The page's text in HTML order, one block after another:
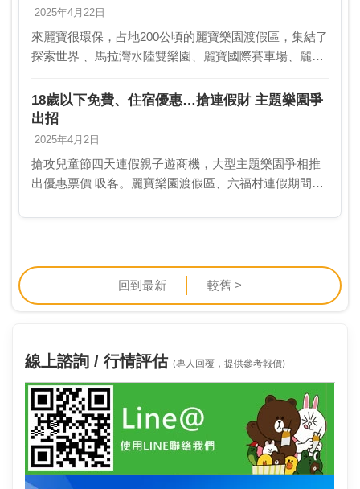
2025年4月22日
來麗寶很環保，占地200公頃的麗寶樂園渡假區，集結了
探索世界 、馬拉灣水陸雙樂園、麗寶國際賽車場、麗寶
主打全齡、一站式休閒娛樂體驗，更連 續2年…
18歲以下免費、住宿優惠…搶連假財 主題樂園爭
出招
2025年4月2日
搶攻兒童節四天連假親子遊商機，大型主題樂園爭相推
出優惠票價 吸客。麗寶樂園渡假區、六福村連假期間不
「自駕遊劍湖山」專案，門票最低299元起，預期將…
回到最新 較舊 >
線上諮詢 / 行情評估 (專人回覆，提供參考報價)